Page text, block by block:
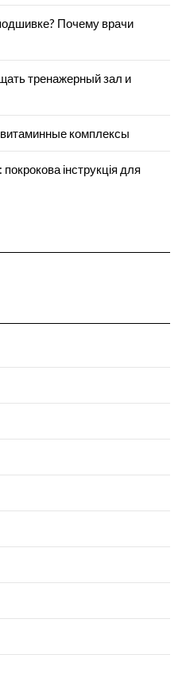
Почему врачи
тренажерный зал и
комплексы
інструкція для